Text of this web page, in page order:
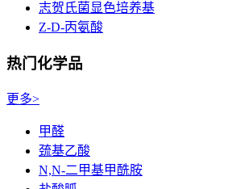
志贺氏菌显色培养基
Z-D-丙氨酸
热门化学品
更多>
甲醛
巯基乙酸
N,N-二甲基甲酰胺